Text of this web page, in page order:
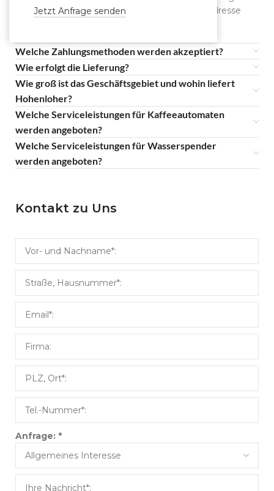
Jetzt Anfrage senden
und per Spedition an Ihre angegebene Lieferadresse
Welche Zahlungsmethoden werden akzeptiert?
Wie erfolgt die Lieferung?
Wie groß ist das Geschäftsgebiet und wohin liefert
Hohenloher?
Welche Serviceleistungen für Kaffeeautomaten
werden angeboten?
Welche Serviceleistungen für Wasserspender
werden angeboten?
Kontakt zu Uns
Anfrage: *